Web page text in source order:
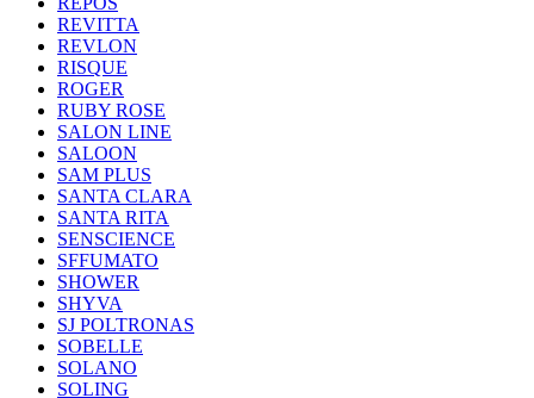
REVITTA
REVLON
RISQUE
ROGER
RUBY ROSE
SALON LINE
SALOON
SAM PLUS
SANTA CLARA
SANTA RITA
SENSCIENCE
SFFUMATO
SHOWER
SHYVA
SJ POLTRONAS
SOBELLE
SOLANO
SOLING